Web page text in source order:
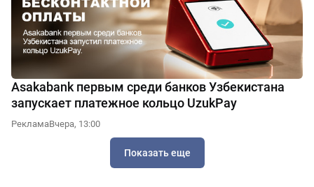
Asakabank первым среди банков Узбекистана
запускает платежное кольцо UzukPay
РекламаВчера, 13:00
Показать еще